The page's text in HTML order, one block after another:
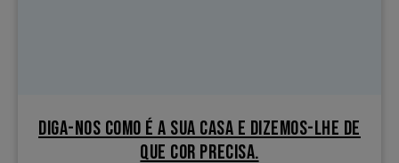
DIGA-NOS COMO É A SUA CASA E DIZEMOS-LHE DE
QUE COR PRECISA.